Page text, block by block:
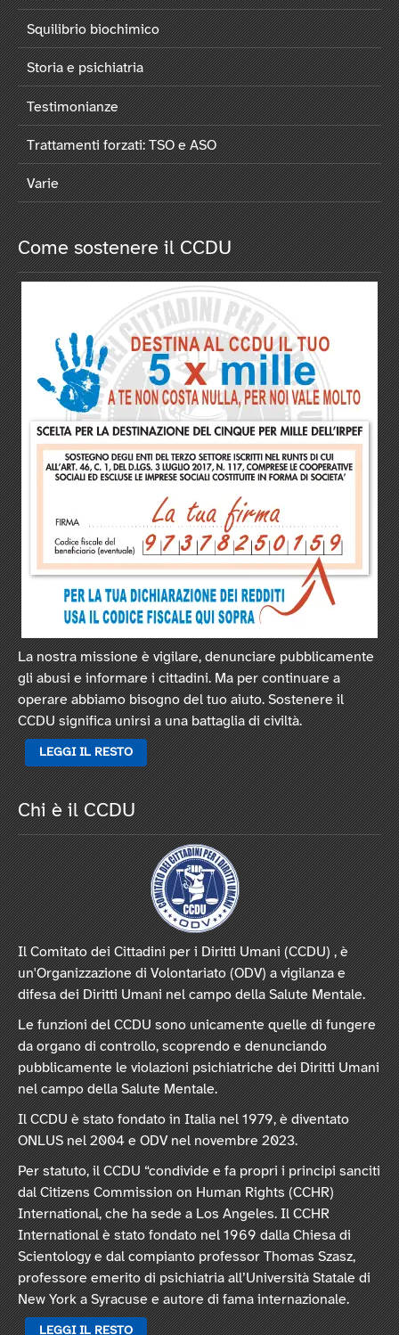
Squilibrio biochimico
Storia e psichiatria
Testimonianze
Trattamenti forzati: TSO e ASO
Varie
Come sostenere il CCDU
La nostra missione è vigilare, denunciare pubblicamente
gli abusi e informare i cittadini. Ma per continuare a
operare abbiamo bisogno del tuo aiuto. Sostenere il
CCDU significa unirsi a una battaglia di civiltà.
LEGGI IL RESTO
Chi è il CCDU
Il Comitato dei Cittadini per i Diritti Umani (CCDU) , è
un'Organizzazione di Volontariato (ODV) a vigilanza e
difesa dei Diritti Umani nel campo della Salute Mentale.
Le funzioni del CCDU sono unicamente quelle di fungere
da organo di controllo, scoprendo e denunciando
pubblicamente le violazioni psichiatriche dei Diritti Umani
nel campo della Salute Mentale.
Il CCDU è stato fondato in Italia nel 1979, è diventato
ONLUS nel 2004 e ODV nel novembre 2023.
Per statuto, il CCDU “condivide e fa propri i principi sanciti
dal Citizens Commission on Human Rights (CCHR)
International, che ha sede a Los Angeles. Il CCHR
International è stato fondato nel 1969 dalla Chiesa di
Scientology e dal compianto professor Thomas Szasz,
professore emerito di psichiatria all’Università Statale di
New York a Syracuse e autore di fama internazionale.
LEGGI IL RESTO